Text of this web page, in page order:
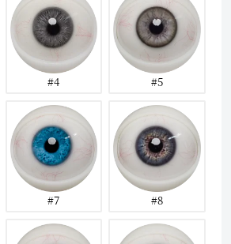
#4 #5
#7 #8